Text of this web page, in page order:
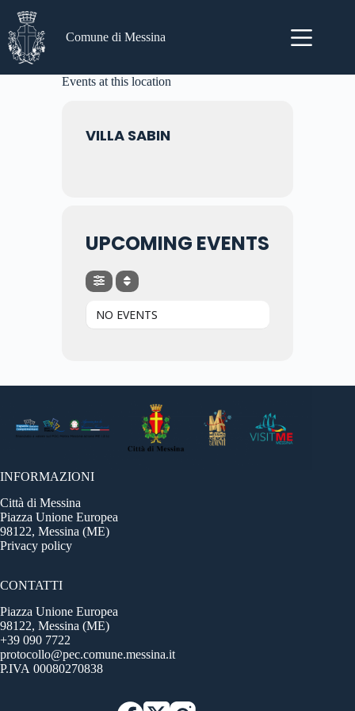
contenuto
Comune di Messina
Events at this location
VILLA SABIN
UPCOMING EVENTS
NO EVENTS
INFORMAZIONI
Città di Messina
Piazza Unione Europea
98122, Messina (ME)
Privacy policy
CONTATTI
Piazza Unione Europea
98122, Messina (ME)
+39 090 7722
protocollo@pec.comune.messina.it
P.IVA 00080270838